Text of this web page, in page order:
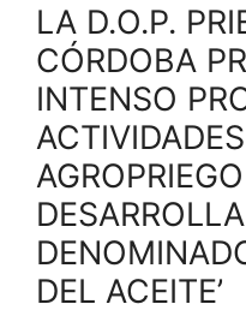
LA D.O.P.
CÓRDOBA
INTENSO
DEL ACEITE’